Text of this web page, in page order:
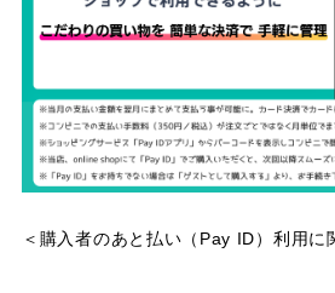
＜購入者のあと払い（Pay ID）利用に